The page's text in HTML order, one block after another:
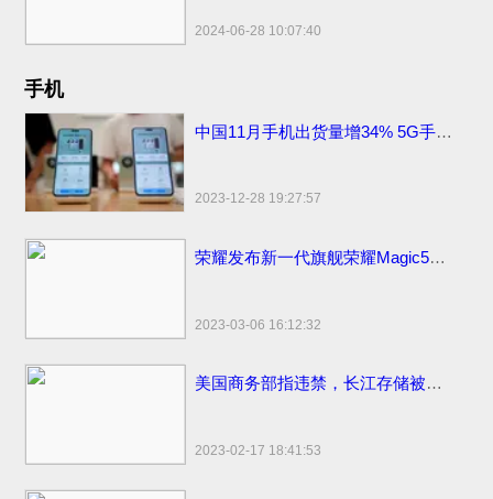
2024-06-28 10:07:40
手机
中国11月手机出货量增34% 5G手机出货量2709.2万部
2023-12-28 19:27:57
荣耀发布新一代旗舰荣耀Magic5系列，新款上市价格分期0首付3999元起
2023-03-06 16:12:32
美国商务部指违禁，长江存储被美国拜登制裁名单面临停工裁员
2023-02-17 18:41:53